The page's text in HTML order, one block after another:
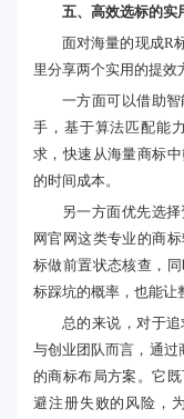
五、高效选标的实
面对海量的现成R
里分享两个实用的提效
一方面可以借助
手，基于算法匹配能
求，快速从海量商标
的时间成本。
另一方面优先选
网官网这类专业的商
标做前置状态核查，
标踩坑的概率，也能让
总的来说，对于
与创业团队而言，通过
的商标布局方案。它
避注册失败的风险，